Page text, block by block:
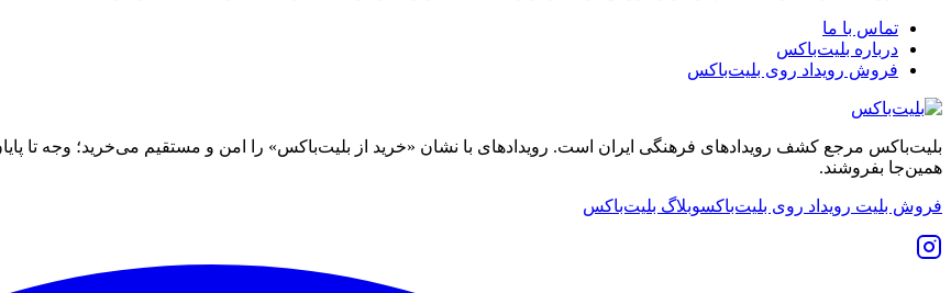
تماس با ما
درباره بلیت‌باکس
فروش رویداد روی بلیت‌باکس
بلیت‌باکس مرجع کشف رویدادهای فرهنگی ایران است. رویدادهای با نشان «خرید از بلیت‌باکس» را امن و مستقیم می‌خرید؛ وجه تا پایان
همین‌جا بفروشند.
فروش بلیت رویداد روی بلیت‌باکسوبلاگ بلیت‌باکس